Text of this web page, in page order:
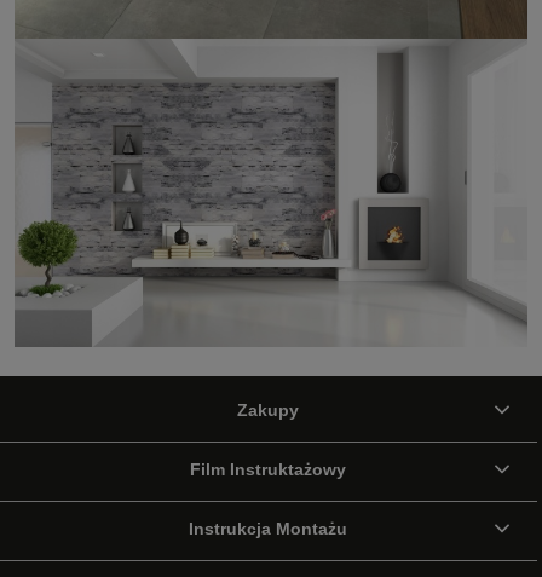
Zakupy
Film Instruktażowy
Instrukcja Montażu